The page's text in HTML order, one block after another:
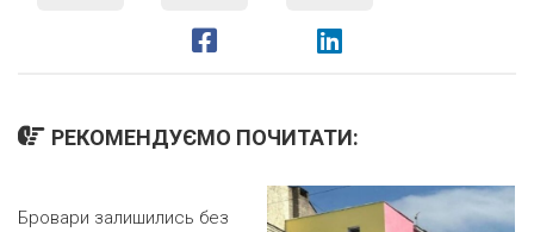
РЕКОМЕНДУЄМО ПОЧИТАТИ:
Бровари залишились без